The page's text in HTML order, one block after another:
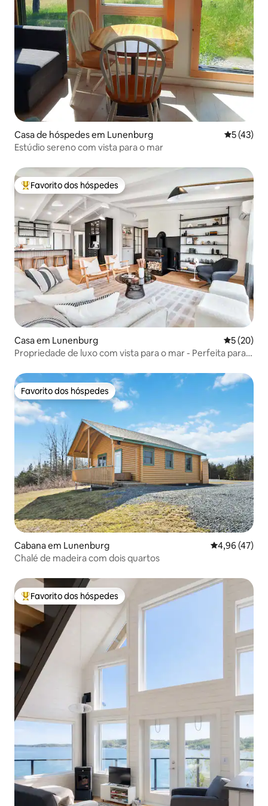
Casa de hóspedes em Lunenburg
5 (43)
Estúdio sereno com vista para o mar
Favoritos dos hóspedes mais apreciados
Favorito dos hóspedes
Casa em Lunenburg
5 (20)
Propriedade de luxo com vista para o mar - Perfeita para
Favorito dos hóspedes
Favorito dos hóspedes
Cabana em Lunenburg Classificação
4,96 (47)
Chalé de madeira com dois quartos
Favoritos dos hóspedes mais apreciados
Favorito dos hóspedes